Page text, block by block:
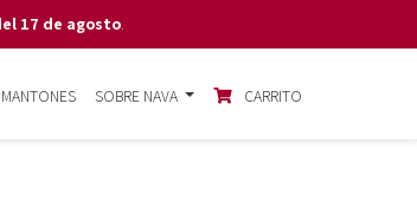
17 de agosto.
SOBRE NAVA CARRITO